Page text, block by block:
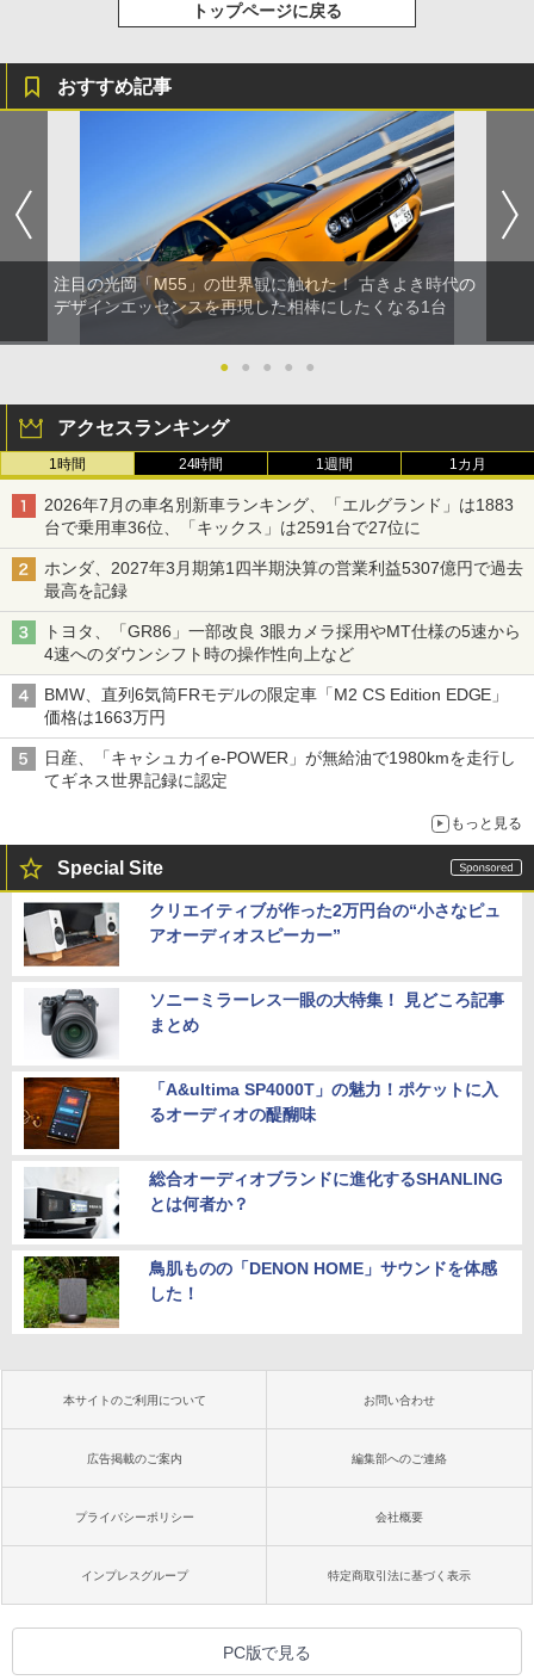
トップページに戻る
おすすめ記事
注目の光岡「M55」の世界観に触れた！ 古きよき時代の
デザインエッセンスを再現した相棒にしたくなる1台
● ● ● ● ●
アクセスランキング
1時間 24時間 1週間 1カ月
2026年7月の車名別新車ランキング、「エルグランド」は1883
台で乗用車36位、「キックス」は2591台で27位に
ホンダ、2027年3月期第1四半期決算の営業利益5307億円で過去
最高を記録
トヨタ、「GR86」一部改良 3眼カメラ採用やMT仕様の5速から
4速へのダウンシフト時の操作性向上など
BMW、直列6気筒FRモデルの限定車「M2 CS Edition EDGE」
価格は1663万円
日産、「キャシュカイe-POWER」が無給油で1980kmを走行し
てギネス世界記録に認定
もっと見る
Special Site
クリエイティブが作った2万円台の“小さなピュ
アオーディオスピーカー”
ソニーミラーレス一眼の大特集！ 見どころ記事
まとめ
「A&ultima SP4000T」の魅力！ポケットに入
るオーディオの醍醐味
総合オーディオブランドに進化するSHANLING
とは何者か？
鳥肌ものの「DENON HOME」サウンドを体感
した！
本サイトのご利用について お問い合わせ
広告掲載のご案内 編集部へのご連絡
プライバシーポリシー 会社概要
インプレスグループ 特定商取引法に基づく表示
PC版で見る